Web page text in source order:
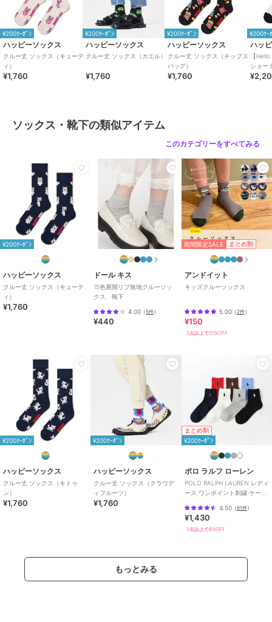
¥200ｸｰﾎﾟﾝ
ハッピーソックス
クルー丈 ソックス（キューテ
ィ）
¥1,760
¥200ｸｰﾎﾟﾝ
ハッピーソックス
クルー丈 ソックス（カエル）
¥1,760
¥200ｸｰﾎﾟﾝ
ハッピーソックス
クルー丈 ソックス（チップス
バッグ）
¥1,760
¥200ｸｰ
ハッ
【
ショー
ス（リ
ソックス・靴下の類似アイテム
このカテゴリーをすべてみる
¥200ｸｰﾎﾟﾝ
ハッピーソックス
クルー丈 ソックス（キューテ
ィ）
¥1,760
ドール キス
15色展開リブ無地クルーソッ
クス 靴下
4.00 （5件）
¥440
期間限定SALE まとめ割
アンドイット
キッズクルーソックス
5.00（2件）
¥150
2点以上で10%OFF
¥200ｸｰﾎﾟﾝ
ハッピーソックス
クルー丈 ソックス（キトゥ
ン）
¥1,760
¥200ｸｰﾎﾟﾝ
ハッピーソックス
クルー丈 ソックス（クラウデ
ィフルーツ）
¥1,760
まとめ割
¥200ｸｰﾎﾟﾝ
ポロ ラルフ ローレン
POLO RALPH LAUREN レディ
ース ワンポイント刺繍 ケーブ
4.50（61件）
¥1,430
2点以上で8%OFF
もっとみる